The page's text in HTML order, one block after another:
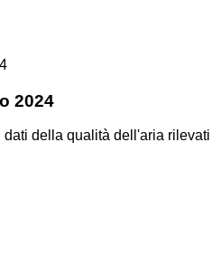
2024
della qualità dell'aria